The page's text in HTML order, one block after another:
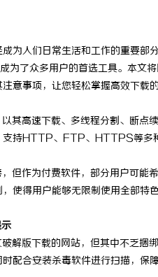
成为人们日常生活和工作的重要
为了众多用户的首选工具。本
意事项，让您轻松掌握高效下载
其高速下载、多线程分割、断
支持HTTP、FTP、HTTPS等多
但作为付费软件，部分用户可能
使得用户能够无限制使用全部
解版下载的网站，但其中不乏
配合安装杀毒软件进行扫描，